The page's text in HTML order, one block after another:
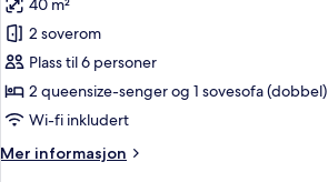
bildene
av
Leilighet,
2
soverom
pers)
40 m²
2 soverom
Plass til 6 personer
2 queensize-senger og 1 sovesofa (dobbel)
Wi-fi inkludert
Mer informasjon
Mer